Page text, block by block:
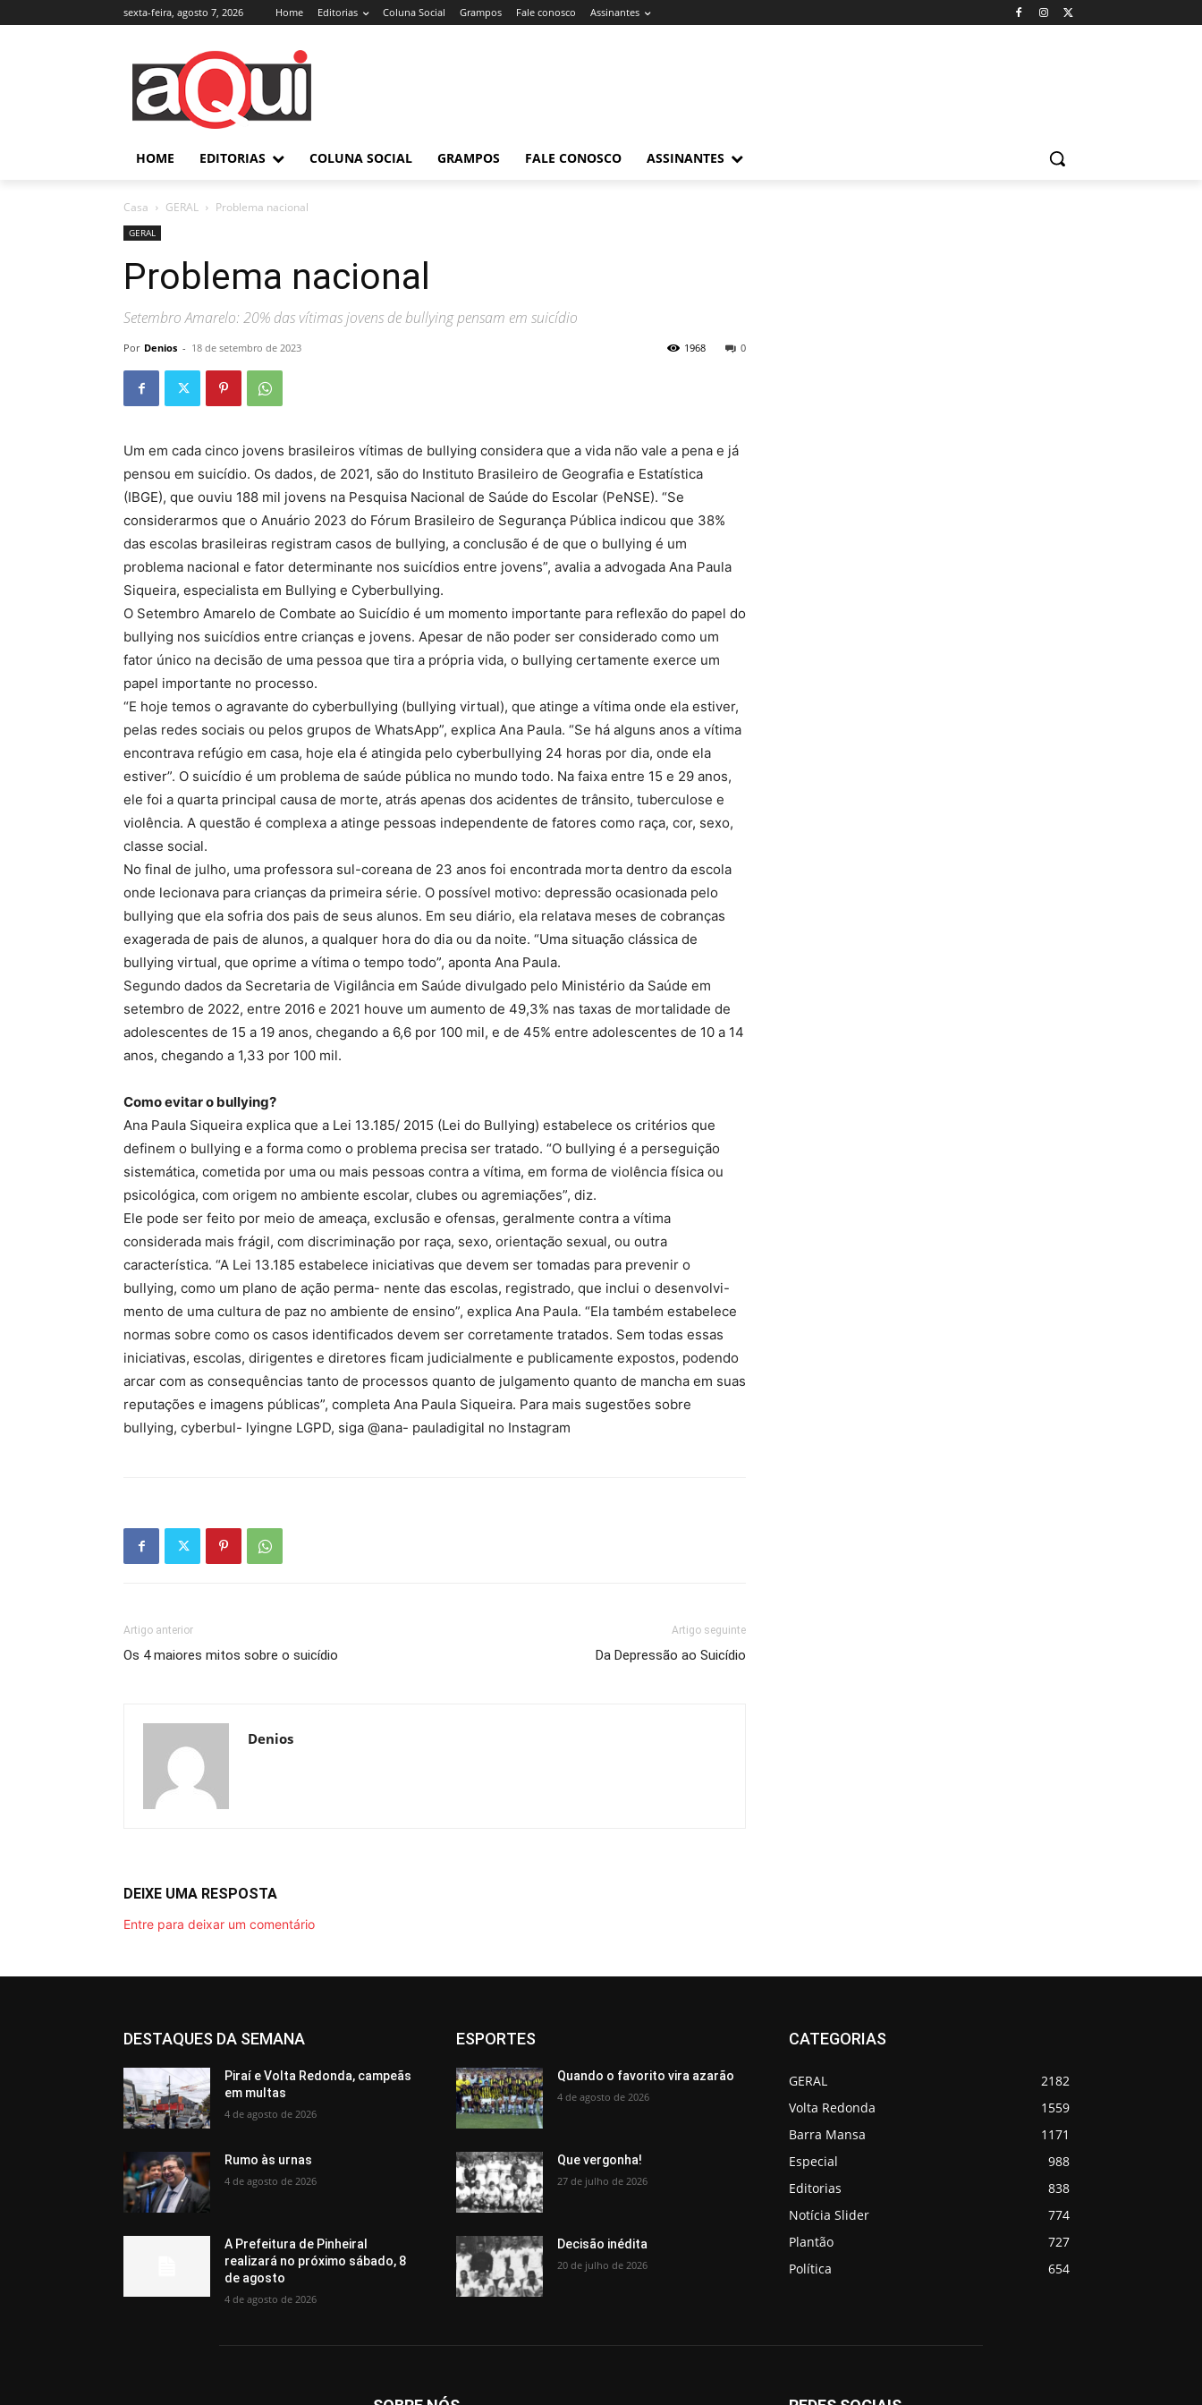
sexta-feira, agosto 7, 2026 Home Editorias Coluna Social Grampos Fale conosco Assinantes
HOME EDITORIAS COLUNA SOCIAL GRAMPOS FALE CONOSCO ASSINANTES
Casa GERAL Problema nacional
GERAL
Problema nacional
Setembro Amarelo: 20% das vítimas jovens de bullying pensam em suicídio
Por Denios - 18 de setembro de 2023 0
1968
Um em cada cinco jovens brasileiros vítimas de bullying considera que a vida não vale a pena e já
pensou em suicídio. Os dados, de 2021, são do Instituto Brasileiro de Geografia e Estatística
(IBGE), que ouviu 188 mil jovens na Pesquisa Nacional de Saúde do Escolar (PeNSE). “Se
considerarmos que o Anuário 2023 do Fórum Brasileiro de Segurança Pública indicou que 38%
das escolas brasileiras registram casos de bullying, a conclusão é de que o bullying é um
problema nacional e fator determinante nos suicídios entre jovens”, avalia a advogada Ana Paula
Siqueira, especialista em Bullying e Cyberbullying.
O Setembro Amarelo de Combate ao Suicídio é um momento importante para reflexão do papel do
bullying nos suicídios entre crianças e jovens. Apesar de não poder ser considerado como um
fator único na decisão de uma pessoa que tira a própria vida, o bullying certamente exerce um
papel importante no processo.
“E hoje temos o agravante do cyberbullying (bullying virtual), que atinge a vítima onde ela estiver,
pelas redes sociais ou pelos grupos de WhatsApp”, explica Ana Paula. “Se há alguns anos a vítima
encontrava refúgio em casa, hoje ela é atingida pelo cyberbullying 24 horas por dia, onde ela
estiver”. O suicídio é um problema de saúde pública no mundo todo. Na faixa entre 15 e 29 anos,
ele foi a quarta principal causa de morte, atrás apenas dos acidentes de trânsito, tuberculose e
violência. A questão é complexa a atinge pessoas independente de fatores como raça, cor, sexo,
classe social.
No final de julho, uma professora sul-coreana de 23 anos foi encontrada morta dentro da escola
onde lecionava para crianças da primeira série. O possível motivo: depressão ocasionada pelo
bullying que ela sofria dos pais de seus alunos. Em seu diário, ela relatava meses de cobranças
exagerada de pais de alunos, a qualquer hora do dia ou da noite. “Uma situação clássica de
bullying virtual, que oprime a vítima o tempo todo”, aponta Ana Paula.
Segundo dados da Secretaria de Vigilância em Saúde divulgado pelo Ministério da Saúde em
setembro de 2022, entre 2016 e 2021 houve um aumento de 49,3% nas taxas de mortalidade de
adolescentes de 15 a 19 anos, chegando a 6,6 por 100 mil, e de 45% entre adolescentes de 10 a 14
anos, chegando a 1,33 por 100 mil.
Como evitar o bullying?
Ana Paula Siqueira explica que a Lei 13.185/ 2015 (Lei do Bullying) estabelece os critérios que
definem o bullying e a forma como o problema precisa ser tratado. “O bullying é a perseguição
sistemática, cometida por uma ou mais pessoas contra a vítima, em forma de violência física ou
psicológica, com origem no ambiente escolar, clubes ou agremiações”, diz.
Ele pode ser feito por meio de ameaça, exclusão e ofensas, geralmente contra a vítima
considerada mais frágil, com discriminação por raça, sexo, orientação sexual, ou outra
característica. “A Lei 13.185 estabelece iniciativas que devem ser tomadas para prevenir o
bullying, como um plano de ação perma- nente das escolas, registrado, que inclui o desenvolvi-
mento de uma cultura de paz no ambiente de ensino”, explica Ana Paula. “Ela também estabelece
normas sobre como os casos identificados devem ser corretamente tratados. Sem todas essas
iniciativas, escolas, dirigentes e diretores ficam judicialmente e publicamente expostos, podendo
arcar com as consequências tanto de processos quanto de julgamento quanto de mancha em suas
reputações e imagens públicas”, completa Ana Paula Siqueira. Para mais sugestões sobre
bullying, cyberbul- lyingne LGPD, siga @ana- pauladigital no Instagram
Artigo anterior
Os 4 maiores mitos sobre o suicídio
Artigo seguinte
Da Depressão ao Suicídio
Denios
DEIXE UMA RESPOSTA
Entre para deixar um comentário
DESTAQUES DA SEMANA
Piraí e Volta Redonda, campeãs
em multas
4 de agosto de 2026
Rumo às urnas
4 de agosto de 2026
A Prefeitura de Pinheiral
realizará no próximo sábado, 8
de agosto
4 de agosto de 2026
ESPORTES
Quando o favorito vira azarão
4 de agosto de 2026
Que vergonha!
27 de julho de 2026
Decisão inédita
20 de julho de 2026
CATEGORIAS
GERAL
2182
Volta Redonda
1559
Barra Mansa
1171
Especial
988
Editorias
838
Notícia Slider
774
Plantão
727
Política
654